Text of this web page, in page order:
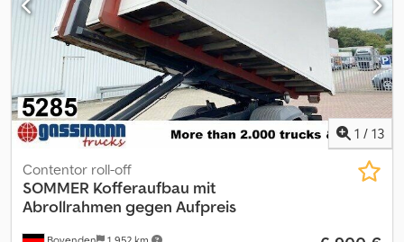
1 / 13
Contentor roll-off
SOMMER Kofferaufbau mit
Abrollrahmen gegen Aufpreis